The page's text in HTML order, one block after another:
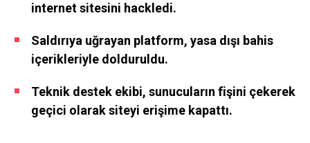
internet sitesini hackledi.
Saldırıya uğrayan platform, yasa dışı bahis
içerikleriyle dolduruldu.
Teknik destek ekibi, sunucuların fişini çekerek
geçici olarak siteyi erişime kapattı.